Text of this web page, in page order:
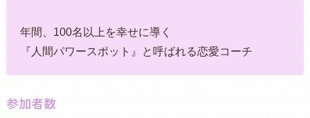
年間、100名以上を幸せに導く
『人間パワースポット』と呼ばれる恋愛コーチ
参加者数